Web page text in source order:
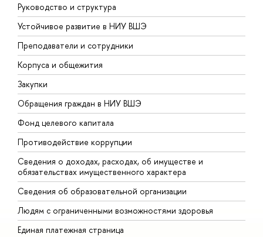
Руководство и структура
Устойчивое развитие в НИУ ВШЭ
Преподаватели и сотрудники
Корпуса и общежития
Закупки
Обращения граждан в НИУ ВШЭ
Фонд целевого капитала
Противодействие коррупции
Сведения о доходах, расходах, об имуществе и
обязательствах имущественного характера
Сведения об образовательной организации
Людям с ограниченными возможностями здоровья
Единая платежная страница